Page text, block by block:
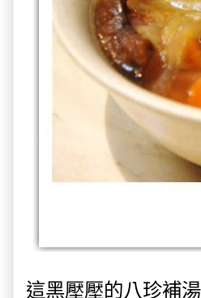
這黑壓壓的八珍補